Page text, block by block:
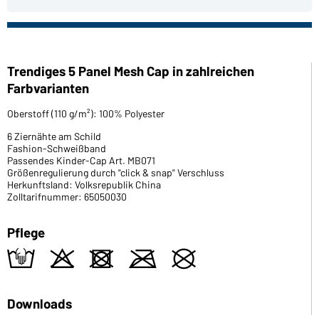
Trendiges 5 Panel Mesh Cap in zahlreichen
Farbvarianten
Oberstoff (110 g/m²): 100% Polyester
6 Ziernähte am Schild
Fashion-Schweißband
Passendes Kinder-Cap Art. MB071
Größenregulierung durch "click & snap" Verschluss
Herkunftsland: Volksrepublik China
Zolltarifnummer: 65050030
Pflege
t o d m U
Downloads